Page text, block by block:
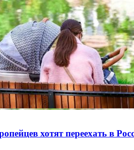
хотят переехать в